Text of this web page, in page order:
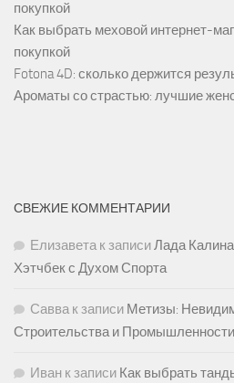
покупкой
Как выбрать меховой интернет-
покупкой
Fotona 4D: сколько держится
Ароматы со страстью: лучшие
СВЕЖИЕ КОММЕНТАРИИ
Елизаветак записиЛада
Хэтчбек с Духом Спорта
Саввак записи Метизы:
Строительства и Промышленности
Иван к записи Как выбрать